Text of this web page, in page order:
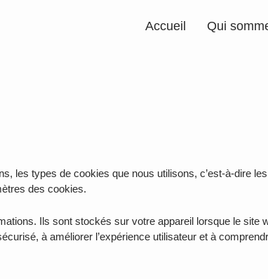
Accueil Qui
les types de cookies que nous utilisons, c’est-à-dire
des cookies.
Ils sont stockés sur votre appareil lorsque le site
à améliorer l’expérience utilisateur et à